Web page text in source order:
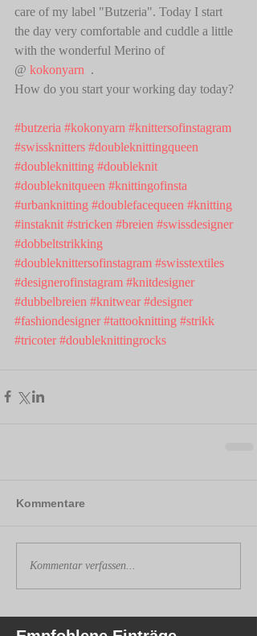
care of my label "Butzeria". Today I start
the day very comfortable and cuddle a little
with the wonderful Merino of
@ kokonyarn .
How do you start your working day today?
#butzeria #kokonyarn #knittersofinstagram
#swissknitters #doubleknittingqueen
#doubleknitting #doubleknit
#doubleknitqueen #knittingofinsta
#urbanknitting #doublefacequeen #knitting
#instaknit #stricken #breien #swissdesigner
#dobbeltstrikking
#doubleknittersofinstagram #swisstextiles
#designerofinstagram #knitdesigner
#dubbelbreien #knitwear #designer
#fashiondesigner #tattooknitting #strikk
#tricoter #doubleknittingrocks
Kommentare
Kommentar verfassen...